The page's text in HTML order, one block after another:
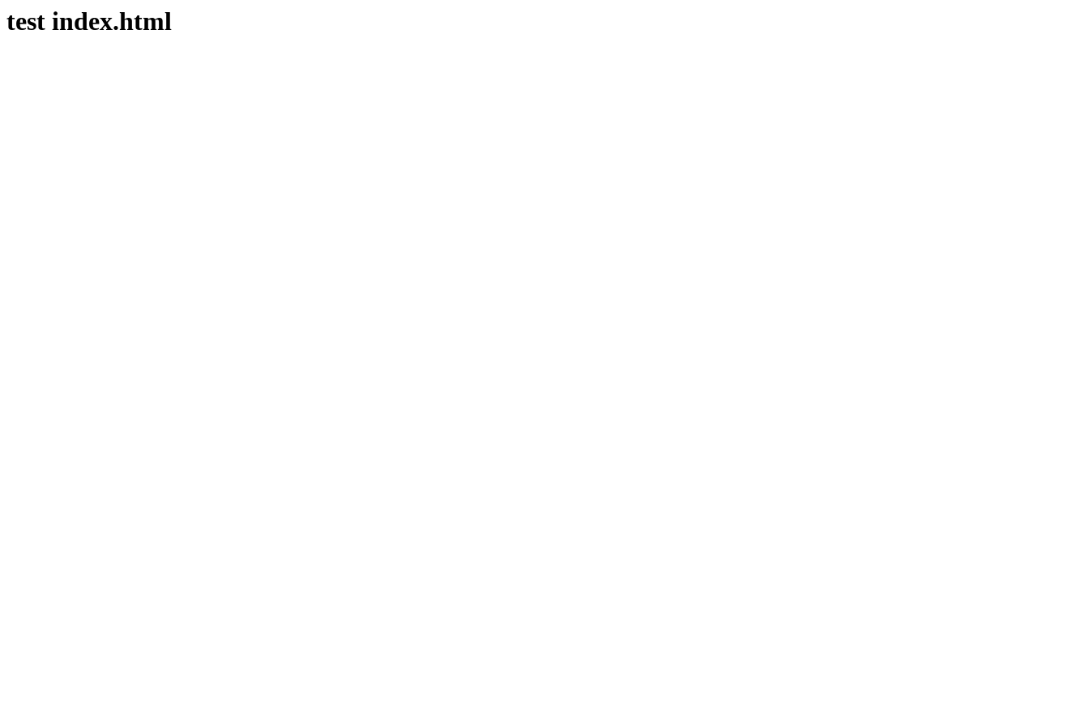
test index.html